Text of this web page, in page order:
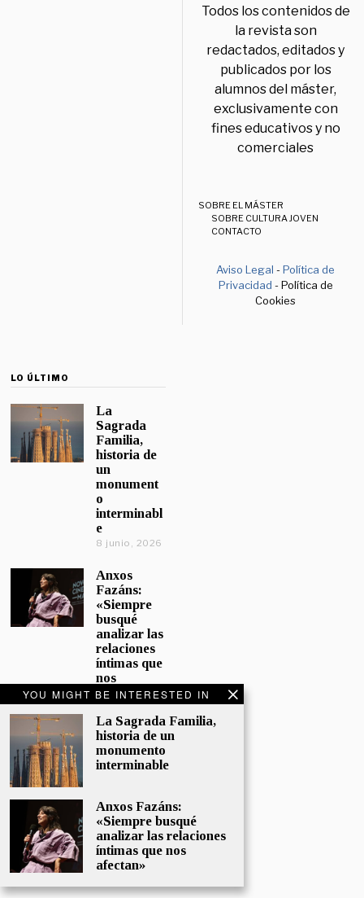
YOU MIGHT BE INTERESTED IN
La Sagrada Familia,
historia de un
monumento
interminable
Anxos Fazáns:
«Siempre busqué
analizar las relaciones
íntimas que nos
afectan»
Todos los contenidos de
la revista son
redactados, editados y
publicados por los
alumnos del máster,
exclusivamente con
fines educativos y no
comerciales
SOBRE EL MÁSTER
SOBRE CULTURA JOVEN
CONTACTO
Aviso Legal -Política de
Privacidad - Política de
Cookies
LO ÚLTIMO
La
Sagrada
Familia,
historia de
un
monument
o
interminabl
e
8 junio, 2026
Anxos
Fazáns:
«Siempre
busqué
analizar las
relaciones
íntimas que
nos
afectan»
5 junio, 2026
El hijo de la
cómica, el
homenaje
Sacristán a
Fernán
Gómez
28 mayo,
2026